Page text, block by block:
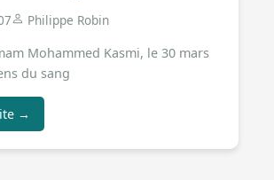
Philippe Robin
Mohammed Kasmi, le 30 mars
du sang
→